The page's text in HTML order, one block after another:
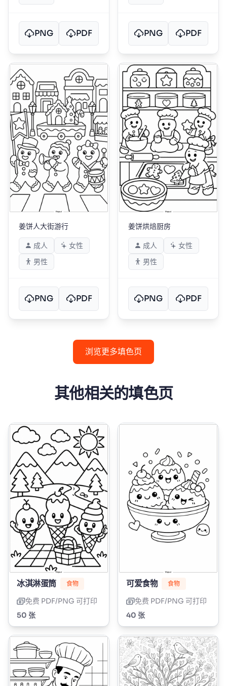
PNG PDF PNG PDF
姜饼人大街游行
成人
女性
男性
PNG PDF
姜饼烘焙厨房
成人
女性
男性
PNG PDF
浏览更多填色页
其他相关的填色页
冰淇淋蛋筒 食物
免费 PDF/PNG 可打印
50 张
可爱食物 食物
免费 PDF/PNG 可打印
40 张